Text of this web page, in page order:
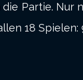
Partie. Nur
18 Spielen: